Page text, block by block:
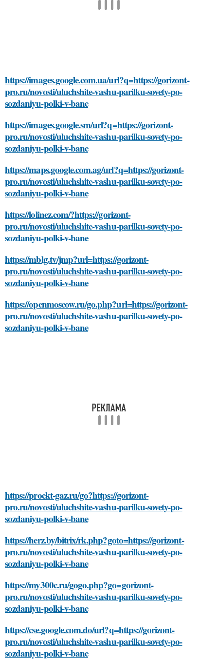
https://images.google.com.ua/url?q=https://gorizont-
pro.ru/novosti/uluchshite-vashu-parilku-sovety-po-
sozdaniyu-polki-v-bane
https://images.google.sm/url?q=https://gorizont-
pro.ru/novosti/uluchshite-vashu-parilku-sovety-po-
sozdaniyu-polki-v-bane
https://maps.google.com.ag/url?q=https://gorizont-
pro.ru/novosti/uluchshite-vashu-parilku-sovety-po-
sozdaniyu-polki-v-bane
https://lolinez.com/?https://gorizont-
pro.ru/novosti/uluchshite-vashu-parilku-sovety-po-
sozdaniyu-polki-v-bane
https://mblg.tv/jmp?url=https://gorizont-
pro.ru/novosti/uluchshite-vashu-parilku-sovety-po-
sozdaniyu-polki-v-bane
https://openmoscow.ru/go.php?url=https://gorizont-
pro.ru/novosti/uluchshite-vashu-parilku-sovety-po-
sozdaniyu-polki-v-bane
https://proekt-gaz.ru/go?https://gorizont-
pro.ru/novosti/uluchshite-vashu-parilku-sovety-po-
sozdaniyu-polki-v-bane
https://herz.by/bitrix/rk.php?goto=https://gorizont-
pro.ru/novosti/uluchshite-vashu-parilku-sovety-po-
sozdaniyu-polki-v-bane
https://my300c.ru/gogo.php?go=gorizont-
pro.ru/novosti/uluchshite-vashu-parilku-sovety-po-
sozdaniyu-polki-v-bane
https://cse.google.com.do/url?q=https://gorizont-
pro.ru/novosti/uluchshite-vashu-parilku-sovety-po-
sozdaniyu-polki-v-bane